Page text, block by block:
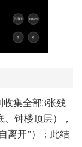
收集全部3张残
钟楼顶层），
离开”）；此结